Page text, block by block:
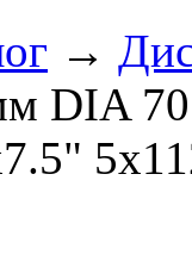
→
DIA